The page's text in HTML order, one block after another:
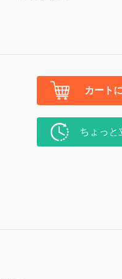
カート
ちょっと